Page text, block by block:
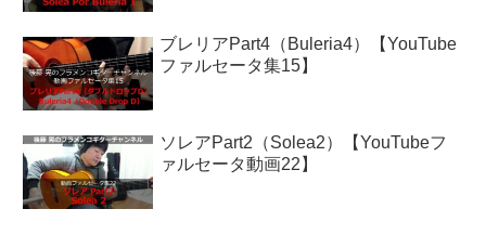
ブレリアPart4（Buleria4）【YouTube
ファルセータ集15】
ソレアPart2（Solea2）【YouTubeフ
ァルセータ動画22】